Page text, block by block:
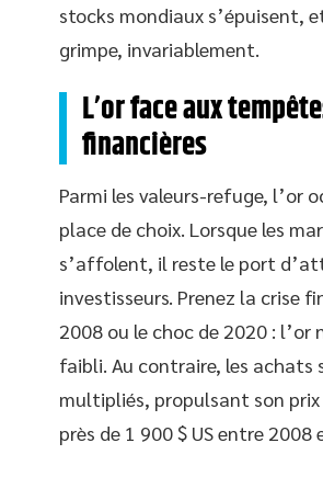
stocks mondiaux s’épuisent,
grimpe, invariablement.
L’or face aux
financières
Parmi les valeurs-refuge, l’or
place de choix. Lorsque les
s’affolent, il reste le port
investisseurs. Prenez la crise
2008 ou le choc de 2020 : l’or
faibli. Au contraire, les achats
multipliés, propulsant son prix
près de 1 900 $ US entre 2008